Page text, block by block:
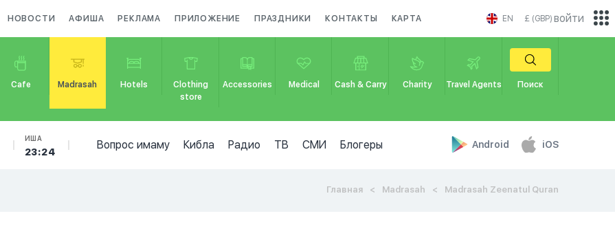
НОВОСТИ АФИША РЕКЛАМА ПРИЛОЖЕНИЕ ПРАЗДНИКИ КОНТАКТЫ КАРТА EN £ (GBP)
Cafe Madrasah Hotels
Clothing
store
Accessories Medical Cash & Carry Charity Travel Agents Поиск
ИША
23:24
Вопрос имаму Кибла Радио ТВ СМИ Блогеры Android iOS
войти
Главная Madrasah Madrasah Zeenatul Quran